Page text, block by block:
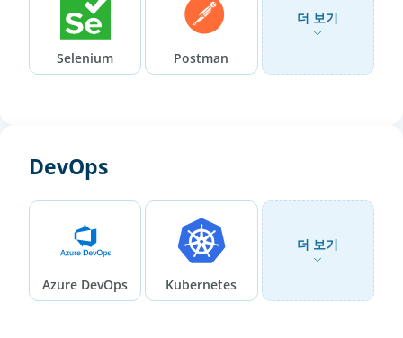
Selenium Postman
더 보기
DevOps
Azure DevOps Kubernetes
더 보기